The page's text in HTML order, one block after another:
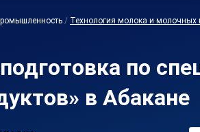
/ Технология молока и молочных
по
в Абакане